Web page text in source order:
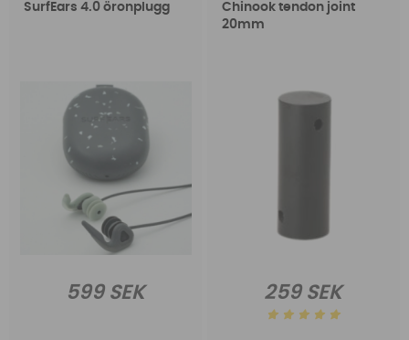
SurfEars 4.0 öronplugg
599 SEK
Chinook tendon joint
20mm
259 SEK